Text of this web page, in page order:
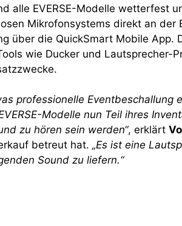
alle EVERSE-Modelle wetterfest
Mikrofonsystems direkt an der
über die QuickSmart Mobile App.
wie Ducker und Lautsprecher-
professionelle Eventbeschallung
Modelle nun Teil ihres
zu hören sein werden“, erklärt
betreut hat. „Es ist eine
Sound zu liefern.“